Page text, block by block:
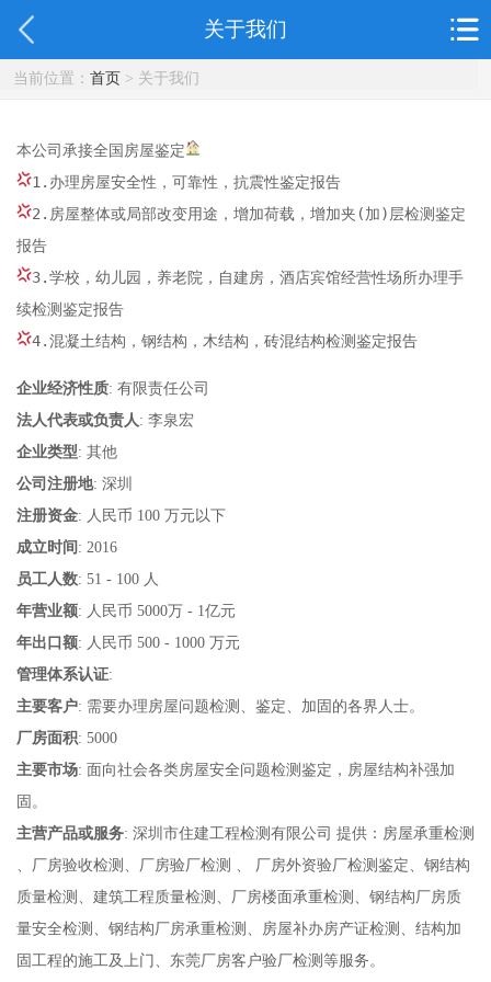
关于我们
当前位置： 首页> 关于我们
本公司承接全国房屋鉴定
1.办理房屋安全性，可靠性，抗震性鉴定报告
2.房屋整体或局部改变用途，增加荷载，增加夹(加)层检测鉴定
报告
3.学校，幼儿园，养老院，自建房，酒店宾馆经营性场所办理手
续检测鉴定报告
4.混凝土结构，钢结构，木结构，砖混结构检测鉴定报告
企业经济性质: 有限责任公司
法人代表或负责人: 李泉宏
企业类型: 其他
公司注册地: 深圳
注册资金: 人民币 100 万元以下
成立时间: 2016
员工人数: 51 - 100 人
年营业额: 人民币 5000万 - 1亿元
年出口额: 人民币 500 - 1000 万元
管理体系认证:
主要客户: 需要办理房屋问题检测、鉴定、加固的各界人士。
厂房面积: 5000
主要市场: 面向社会各类房屋安全问题检测鉴定，房屋结构补强加
固。
主营产品或服务: 深圳市住建工程检测有限公司 提供：房屋承重检测
、厂房验收检测、厂房验厂检测 、 厂房外资验厂检测鉴定、钢结构
质量检测、建筑工程质量检测、厂房楼面承重检测、钢结构厂房质
量安全检测、钢结构厂房承重检测、房屋补办房产证检测、结构加
固工程的施工及上门、东莞厂房客户验厂检测等服务。